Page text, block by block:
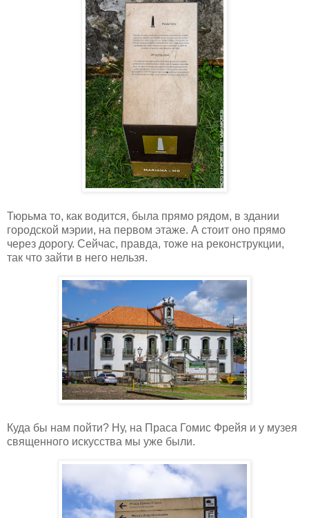
Тюрьма то, как водится, была прямо рядом, в здании
городской мэрии, на первом этаже. А стоит оно прямо
через дорогу. Сейчас, правда, тоже на реконструкции,
так что зайти в него нельзя.
Куда бы нам пойти? Ну, на Праса Гомис Фрейя и у музея
священного искусства мы уже были.